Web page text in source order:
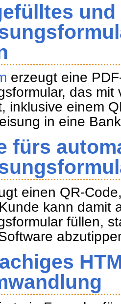
erzeugt eine
das
inklusive einem
in eine
fürs
einen QR-
kann damit
füllen,